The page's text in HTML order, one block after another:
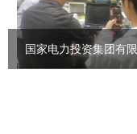
国家电力投资集团有